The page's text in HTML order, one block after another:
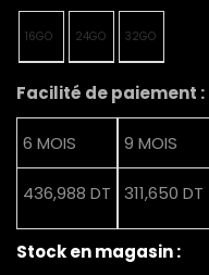
16GO 24GO 32GO
Facilité de paiement :
6 MOIS
436,988 DT
9 MOIS
311,650 DT
Stock en magasin :